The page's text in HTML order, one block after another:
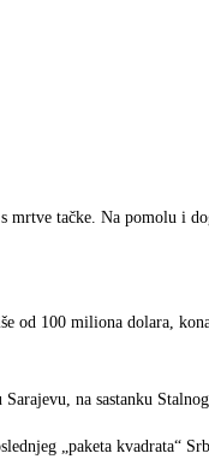
mrtve tačke. Na pomolu i
100 miliona dolara,
na sastanku
„paketa kvadrata“